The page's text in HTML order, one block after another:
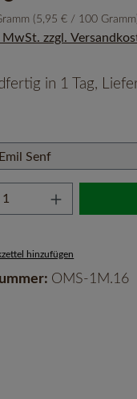
(5,95 € / 100
MwSt. zzgl.
in 1 Tag,
Anzahl: Gib
hinzufügen
OMS-1M.16